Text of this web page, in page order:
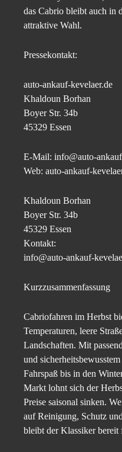
das Cabrio bleibt auch in
attraktive Wahl.
Pressekontakt:
auto-ankauf-kevelaer.de
Khaldoun Borhan
Boyer Str. 34b
45329 Essen
E-Mail: info@auto-
Web: auto-ankauf-
Khaldoun Borhan
Boyer Str. 34b
45329 Essen
Kontakt:
info@auto-ankauf-
Kurzzusammenfassung
Cabriofahren im Herbst
Temperaturen, leere
Landschaften. Mit
und
Fahrspaß bis in den
Markt lohnt sich der
Preise saisonal sinken.
auf Reinigung, Schutz
bleibt der Klassiker bereit